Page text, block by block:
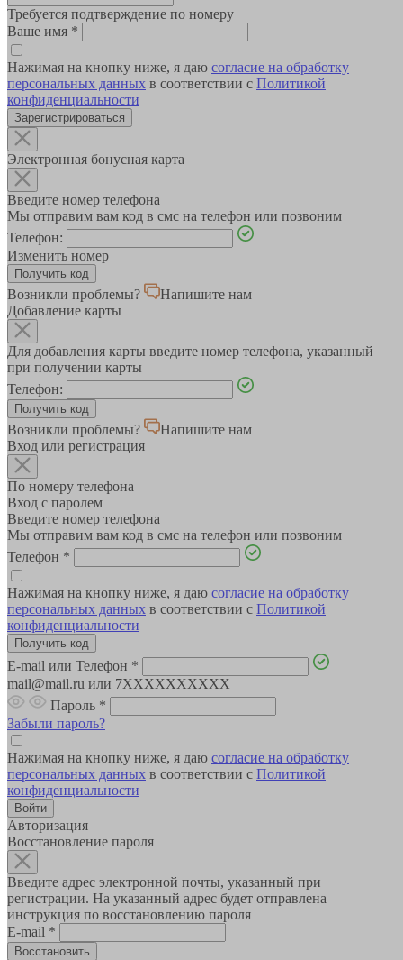
Требуется подтверждение по номеру
Ваше имя *
Нажимая на кнопку ниже, я даю согласие на обработку
персональных данных в соответствии с Политикой
конфиденциальности
Зарегистрироваться
Электронная бонусная карта
Введите номер телефона
Мы отправим вам код в смс на телефон или позвоним
Телефон:
Изменить номер
Возникли проблемы?
Напишите нам
Добавление карты
Для добавления карты введите номер телефона, указанный
при получении карты
Телефон:
Возникли проблемы?
Напишите нам
Вход или регистрация
По номеру телефона
Вход с паролем
Введите номер телефона
Мы отправим вам код в смс на телефон или позвоним
Телефон *
Нажимая на кнопку ниже, я даю согласие на обработку
персональных данных в соответствии с Политикой
конфиденциальности
E-mail или Телефон *
mail@mail.ru или 7XXXXXXXXXX
Пароль *
Забыли пароль?
Нажимая на кнопку ниже, я даю согласие на обработку
персональных данных в соответствии с Политикой
конфиденциальности
Авторизация
Восстановление пароля
Введите адрес электронной почты, указанный при
регистрации. На указанный адрес будет отправлена
инструкция по восстановлению пароля
E-mail *